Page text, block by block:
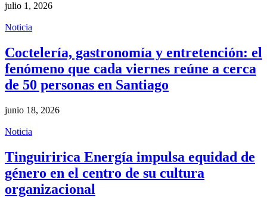
julio 1, 2026
Noticia
Coctelería, gastronomía y entretención: el
fenómeno que cada viernes reúne a cerca
de 50 personas en Santiago
junio 18, 2026
Noticia
Tinguiririca Energía impulsa equidad de
género en el centro de su cultura
organizacional